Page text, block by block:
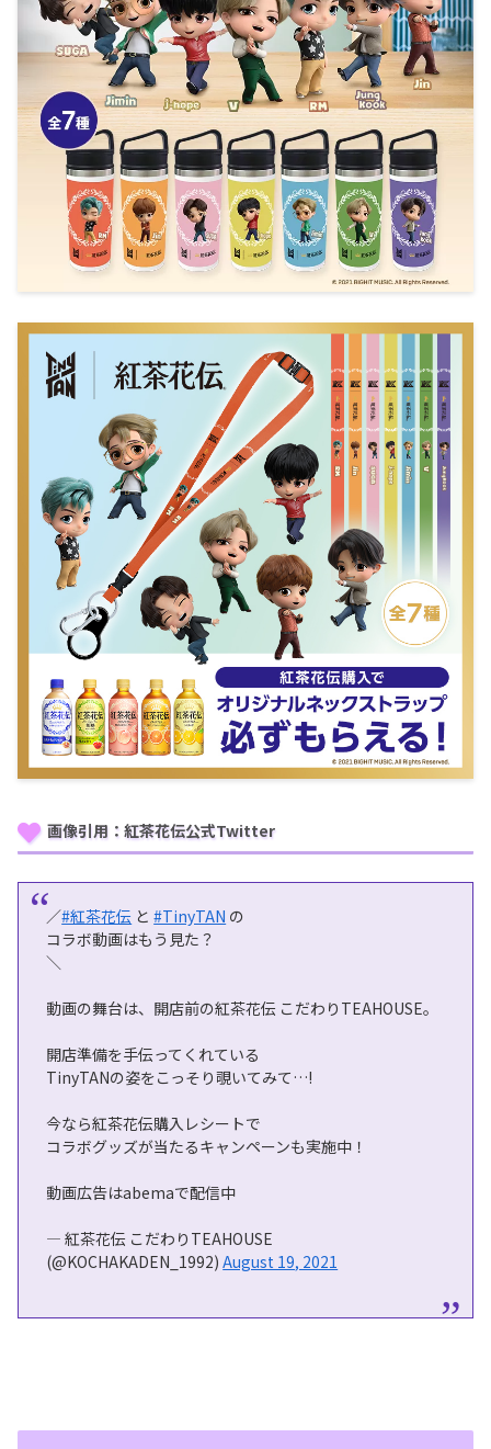
画像引用：紅茶花伝公式Twitter
／#紅茶花伝 と#TinyTAN の
コラボ動画はもう見た？
＼
動画の舞台は、開店前の紅茶花伝 こだわりTEAHOUSE。
開店準備を手伝ってくれている
TinyTANの姿をこっそり覗いてみて…!
今なら紅茶花伝購入レシートで
コラボグッズが当たるキャンペーンも実施中！
動画広告はabemaで配信中
— 紅茶花伝 こだわりTEAHOUSE
(@KOCHAKADEN_1992)August 19, 2021